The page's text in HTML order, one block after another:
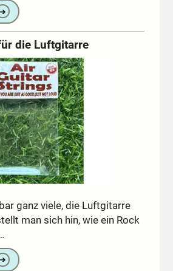
die Luftgitarre
ganz viele, die Luftgitarre
man sich hin, wie ein Rock